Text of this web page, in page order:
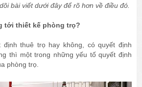
bài viết dưới đây để rõ hơn về điều đó.
tới thiết kế phòng trọ?
định thuê trọ hay không, có quyết định
thì một trong những yếu tố quyết định
phòng trọ.